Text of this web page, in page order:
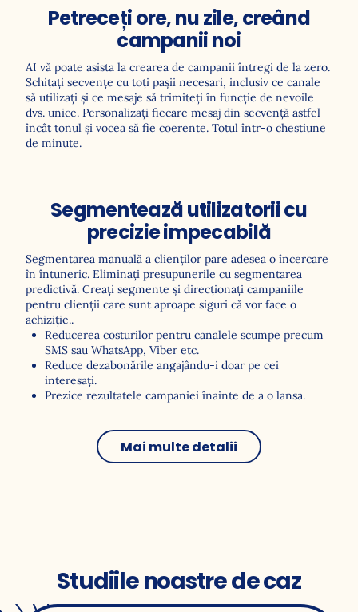
Profită la maximum
de datele tale cu
CDP alimentată cu
AI
Întreabă expertul
Petreceți ore, nu zile, creând
campanii noi
AI vă poate asista la crearea de campanii întregi de la zero.
Schițați secvențe cu toți pașii necesari, inclusiv ce canale
să utilizați și ce mesaje să trimiteți în funcție de nevoile
dvs. unice. Personalizați fiecare mesaj din secvență astfel
încât tonul și vocea să fie coerente. Totul într-o chestiune
de minute.
Segmentează utilizatorii cu
precizie impecabilă
Segmentarea manuală a clienților pare adesea o încercare
în întuneric. Eliminați presupunerile cu segmentarea
predictivă. Creați segmente și direcționați campaniile
pentru clienții care sunt aproape siguri că vor face o
achiziție..
Reducerea costurilor pentru canalele scumpe precum
SMS sau WhatsApp, Viber etc.
Reduce dezabonările angajându-i doar pe cei
interesați.
Prezice rezultatele campaniei înainte de a o lansa.
Mai multe detalii
Studiile noastre de caz